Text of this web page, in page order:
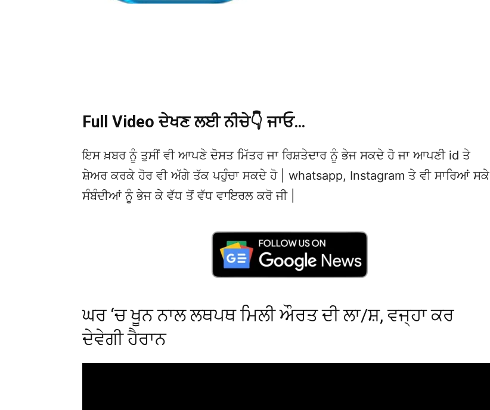
Full Video ਦੇਖਣ ਲਈ ਨੀਚੇ👇 ਜਾਓ…
ਇਸ ਖ਼ਬਰ ਨੂੰ ਤੁਸੀਂ ਵੀ ਆਪਣੇ ਦੋਸਤ ਮਿੱਤਰ ਜਾ ਰਿਸ਼ਤੇਦਾਰ ਨੂੰ ਭੇਜ ਸਕਦੇ ਹੋ ਜਾ ਆਪਣੀ id ਤੇ
ਸ਼ੇਅਰ ਕਰਕੇ ਹੋਰ ਵੀ ਅੱਗੇ ਤੱਕ ਪਹੁੰਚਾ ਸਕਦੇ ਹੋ | whatsapp, Instagram ਤੇ ਵੀ ਸਾਰਿਆਂ ਸਕੇ
ਸੰਬੰਦੀਆਂ ਨੂੰ ਭੇਜ ਕੇ ਵੱਧ ਤੋਂ ਵੱਧ ਵਾਇਰਲ ਕਰੋ ਜੀ |
ਘਰ ‘ਚ ਖੂਨ ਨਾਲ ਲਥਪਥ ਮਿਲੀ ਔਰਤ ਦੀ ਲਾ/ਸ਼, ਵਜ੍ਹਾ ਕਰ
ਦੇਵੇਗੀ ਹੈਰਾਨ